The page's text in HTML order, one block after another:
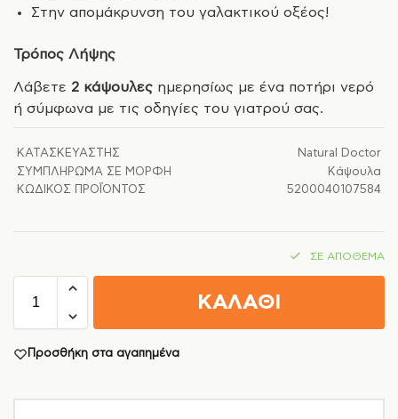
Στην απομάκρυνση του γαλακτικού οξέος!
Τρόπος Λήψης
Λάβετε 2 κάψουλες ημερησίως με ένα ποτήρι νερό
ή σύμφωνα με τις οδηγίες του γιατρού σας.
ΚΑΤΑΣΚΕΥΑΣΤΉΣ
Natural Doctor
ΣΥΜΠΛΉΡΩΜΑ ΣΕ ΜΟΡΦΉ
Κάψουλα
ΚΩΔΙΚΌΣ ΠΡΟΪΌΝΤΟΣ
5200040107584
ΣΕ ΑΠΌΘΕΜΑ
ΚΑΛΑΘΙ
Προσθήκη στα αγαπημένα